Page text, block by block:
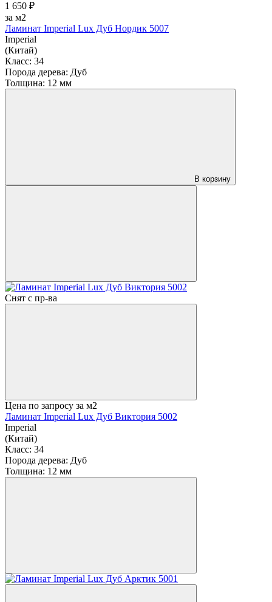
1 650 ₽
за м2
Ламинат Imperial Lux Дуб Нордик 5007
Imperial
(Китай)
Класс: 34
Порода дерева: Дуб
Толщина: 12 мм
В корзину
Снят с пр-ва
Цена по запросу за м2
Ламинат Imperial Lux Дуб Виктория 5002
Imperial
(Китай)
Класс: 34
Порода дерева: Дуб
Толщина: 12 мм